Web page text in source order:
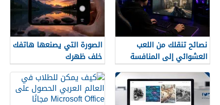
نصائح تنقلك من اللعب
العشوائي إلى المنافسة
الصورة التي يصنعها هاتفك
خلف ظهرك